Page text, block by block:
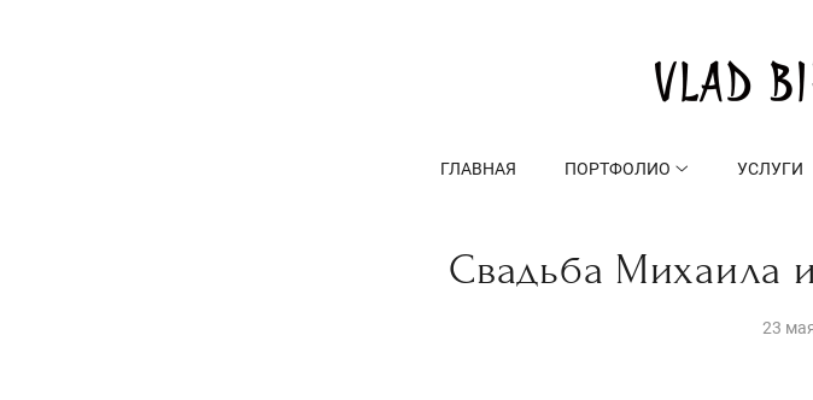
ГЛАВНАЯ ПОРТФОЛИО УСЛУГИ
Свадьба Михаила
23